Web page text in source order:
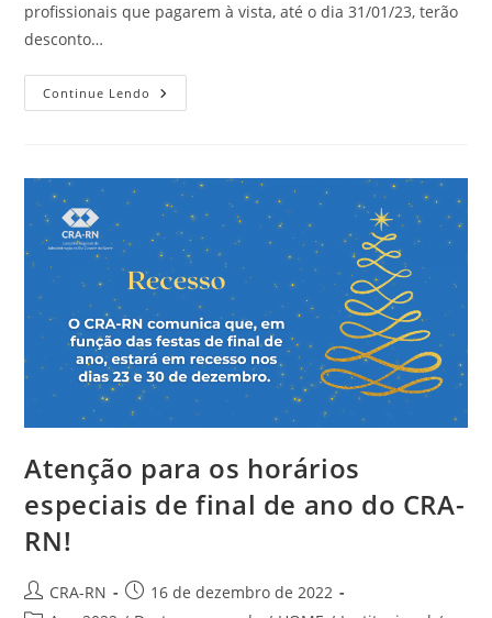
profissionais que pagarem à vista, até o dia 31/01/23, terão
desconto…
Continue Lendo Anuidades
2023
Janeiro
Atenção para os horários
especiais de final de ano do CRA-
RN!
AutorCRA-RN
Post16 de dezembro de 2022